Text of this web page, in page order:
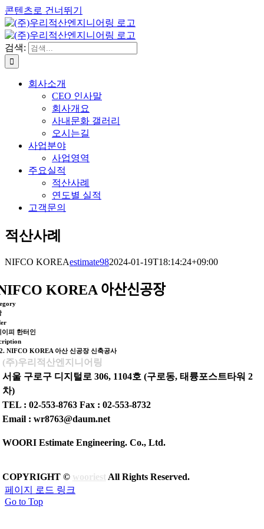
콘텐츠로 건너뛰기
검색:
회사소개
CEO 인사말
회사개요
사내문화 갤러리
오시는길
사업분야
사업영역
주요실적
적산사례
연도별 실적
고객문의
적산사례
NIFCO KOREAestimate982024-01-19T18:14:24+09:00
KOREA 아산신공장
이피 한터인
NIFCO KOREA 아산 신공장 신축공사
(주)우리적산엔지니어링
서울 구로구 디지털로 306, 1104호 (구로동, 태륭포스트타워 2
차)
TEL : 02-553-8763 Fax : 02-553-8732
Email : wr8763@daum.net
WOORI Estimate Engineering. Co., Ltd.
COPYRIGHT © wooriest All Rights Reserved.
페이지 로드 링크
Go to Top